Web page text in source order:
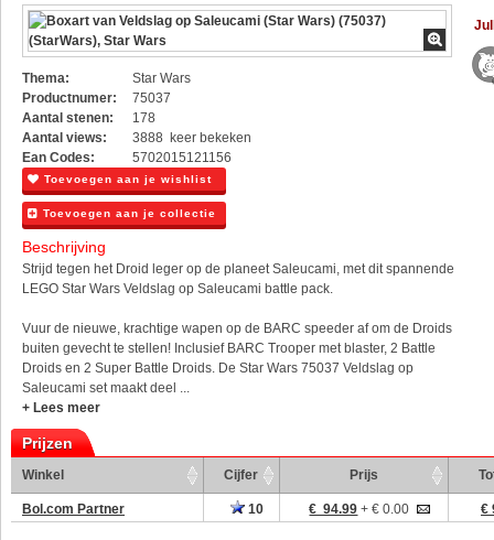
Thema:
Star Wars
Productnumer:
75037
Aantal stenen:
178
Aantal views:
3888 keer bekeken
Ean Codes:
5702015121156
Toevoegen aan je wishlist
Toevoegen aan je collectie
Beschrijving
Strijd tegen het Droid leger op de planeet Saleucami, met dit spannende
LEGO Star Wars Veldslag op Saleucami battle pack.
Vuur de nieuwe, krachtige wapen op de BARC speeder af om de Droids
buiten gevecht te stellen! Inclusief BARC Trooper met blaster, 2 Battle
Droids en 2 Super Battle Droids. De Star Wars 75037 Veldslag op
Saleucami set maakt deel ...
+ Lees meer
Prijzen
Winkel Cijfer Prijs
Bol.com Partner 10 € 94.99 + € 0.00 €